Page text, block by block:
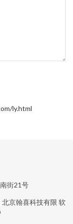
ly.html
街21号
北京翰喜科技有限 软